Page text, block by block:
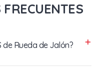
de Rueda de Jalón?